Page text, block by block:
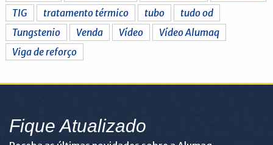
TIG
tratamento térmico tubo
tudo od
Tungstenio
Venda Vídeo
Vídeo Alumaq
Viga de reforço
Fique Atualizado